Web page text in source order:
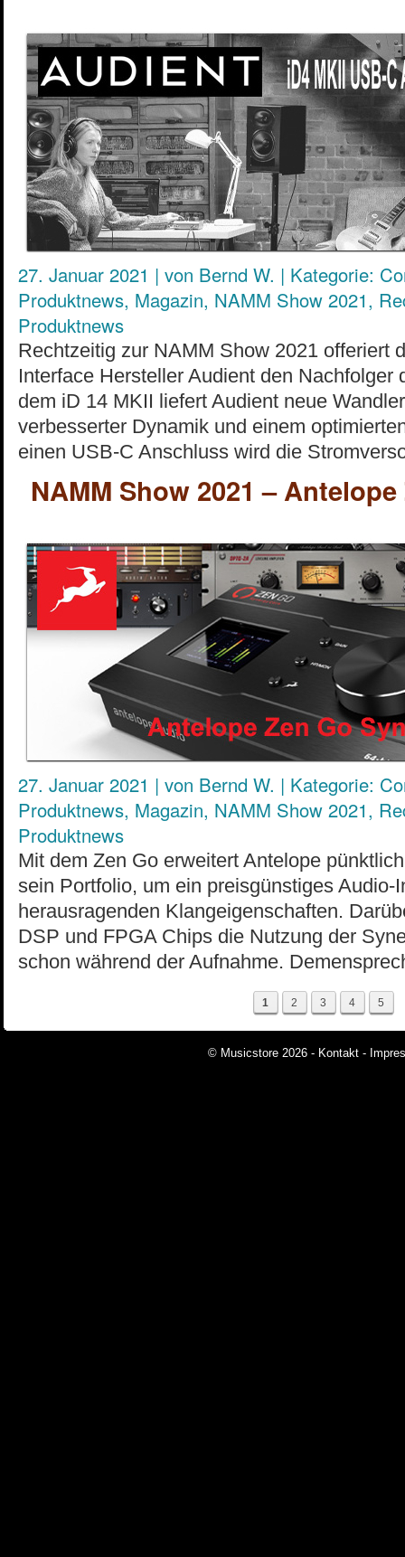
27. Januar 2021 | von Bernd W. | Kategorie:
Produktnews, Magazin, NAMM Show 2021,
Produktnews
Rechtzeitig zur NAMM Show 2021 offeriert
Interface Hersteller Audient den Nachfolger
dem iD 14 MKII liefert Audient neue
verbesserter Dynamik und einem
einen USB-C Anschluss wird die
NAMM Show 2021 –
27. Januar 2021 | von Bernd W. | Kategorie:
Produktnews, Magazin, NAMM Show 2021,
Produktnews
Mit dem Zen Go erweitert Antelope
sein Portfolio, um ein preisgünstiges Audio-
herausragenden Klangeigenschaften.
DSP und FPGA Chips die Nutzung der
schon während der Aufnahme.
1 2 3 4 5
© Musicstore 2026 - Kontakt -